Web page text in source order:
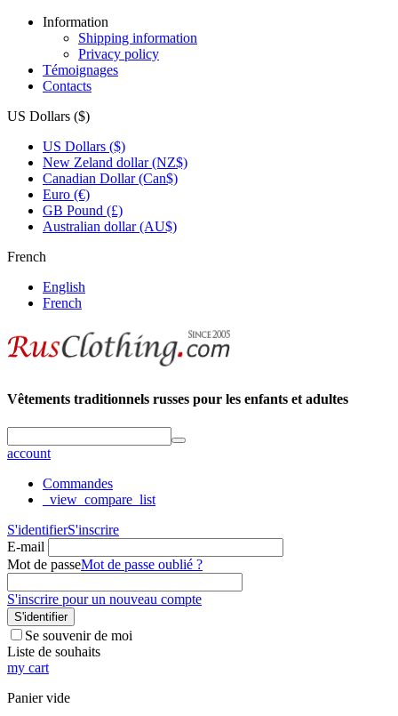
Information
Shipping information
Privacy policy
Témoignages
Contacts
US Dollars ($)
US Dollars ($)
New Zeland dollar (NZ$)
Canadian Dollar (Can$)
Euro (€)
GB Pound (£)
Australian dollar (AU$)
French
English
French
Vêtements traditionnels russes pour les enfants et adultes
account
Commandes
_view_compare_list
S'identifierS'inscrire
E-mail
Mot de passeMot de passe oublié ?
S'inscrire pour un nouveau compte
S'identifier
Se souvenir de moi
Liste de souhaits
my cart
Panier vide